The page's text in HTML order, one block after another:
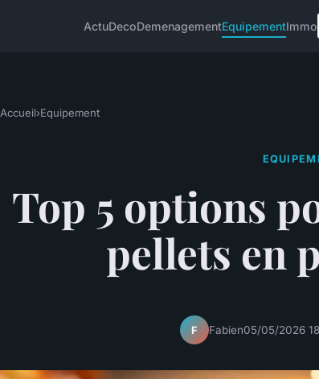
ActuDecoDemenagementEquipementImmo
Accueil›Equipement
Top 5 options
pellets en
F Fabien05/05/2026